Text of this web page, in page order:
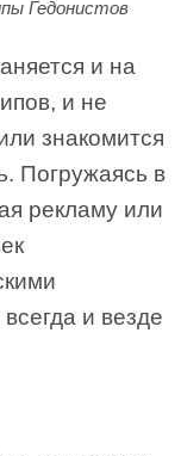
Гедонистов
и на
и не
знакомится
Погружаясь в
рекламу или
и везде